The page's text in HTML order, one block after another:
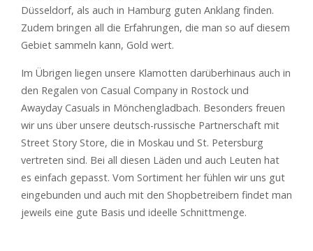
Düsseldorf, als auch in Hamburg guten Anklang finden.
Zudem bringen all die Erfahrungen, die man so auf diesem
Gebiet sammeln kann, Gold wert.
Im Übrigen liegen unsere Klamotten darüberhinaus auch in
den Regalen von Casual Company in Rostock und
Awayday Casuals in Mönchengladbach. Besonders freuen
wir uns über unsere deutsch-russische Partnerschaft mit
Street Story Store, die in Moskau und St. Petersburg
vertreten sind. Bei all diesen Läden und auch Leuten hat
es einfach gepasst. Vom Sortiment her fühlen wir uns gut
eingebunden und auch mit den Shopbetreibern findet man
jeweils eine gute Basis und ideelle Schnittmenge.